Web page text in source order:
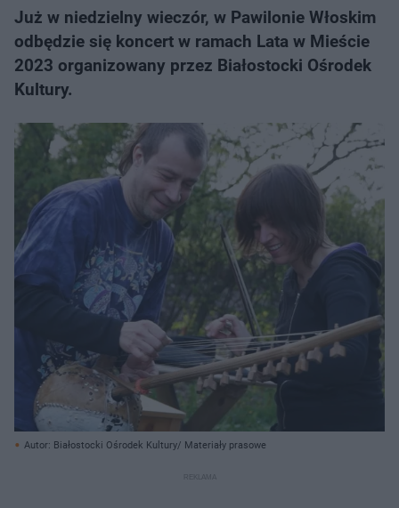
Już w niedzielny wieczór, w Pawilonie Włoskim
odbędzie się koncert w ramach Lata w Mieście
2023 organizowany przez Białostocki Ośrodek
Kultury.
Autor: Białostocki Ośrodek Kultury/ Materiały prasowe